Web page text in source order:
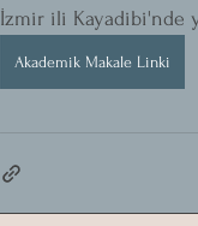
İzmir ili Kayadibi'nde
Akademik Makale Linki